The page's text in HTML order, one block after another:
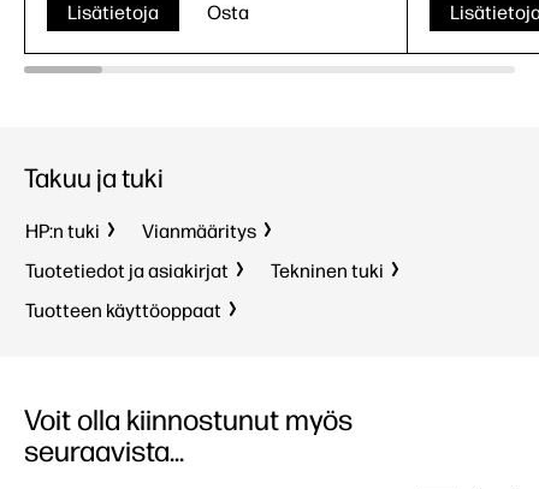
Lisätietoja Osta
Takuu ja tuki
HP:n tuki
Vianmääritys
Tuotetiedot ja asiakirjat
Tekninen tuki
Tuotteen käyttöoppaat
Voit olla kiinnostunut myös
seuraavista...